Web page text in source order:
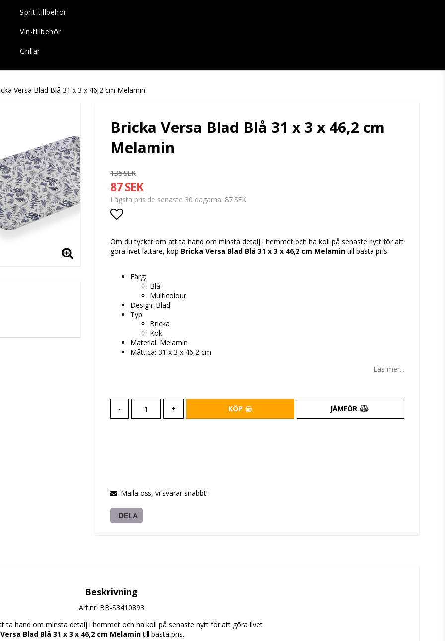
Sprit-tillbehör
Vin-tillbehör
Grillar
Versa Blad Blå 31 x 3 x 46,2 cm Melamin
Bricka Versa Blad Blå 31 x 3 x 46,2 cm
Melamin
135 SEK
87 SEK
Lägsta pris de senaste 30 dagarna 87 SEK
Lägg till i favoritlistan
Om du tycker om att ta hand om minsta detalj i hemmet och ha koll på senaste nytt för att
göra livet lättare, köp Bricka Versa Blad Blå 31 x 3 x 46,2 cm Melamintill bästa pris.
Färg:
Blå
Multicolour
Design: Blad
Typ:
Bricka
Kök
Material: Melamin
Mått ca: 31 x 3 x 46,2 cm
Läs mer...
- + KÖP JÄMFÖR
Maila oss, vi svarar snabbt!
DELA
Beskrivning
Art.nr: BB-S3410893
ta hand om minsta detalj i hemmet och ha koll på senaste nytt för att göra livet
Blad Blå 31 x 3 x 46,2 cm Melamin till bästa pris.